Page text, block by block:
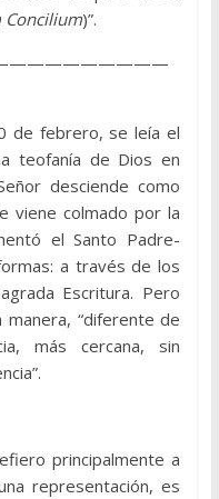
Concilium)”.
de febrero, se leía el
teofanía de Dios en
desciende como
viene colmado por la
el Santo Padre-
a través de los
Escritura. Pero
“diferente de
más cercana, sin
principalmente a
representación, es